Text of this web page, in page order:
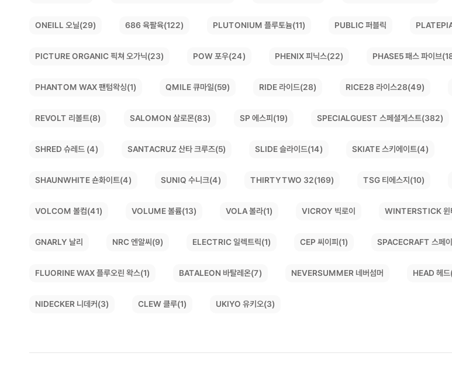
ONEILL 오닐(29) 686 육팔육(122) PLUTONIUM 플루토늄(11) PUBLIC 퍼블릭
PICTURE ORGANIC 픽쳐 오가닉(23) POW 포우(24) PHENIX 피닉스(22) PHASE5 패스 파이브
PHANTOM WAX 팬텀왁싱(1) QMILE 큐마일(59) RIDE 라이드(28) RICE28 라이스28(49)
REVOLT 리볼트(8) SALOMON 살로몬(83) SP 에스피(19) SPECIALGUEST 스페셜게스트(382)
SHRED 슈레드 (4) SANTACRUZ 산타 크루즈(5) SLIDE 슬라이드(14) SKIATE 스키에이트(4)
SHAUNWHITE 숀화이트(4) SUNIQ 수니크(4) THIRTYTWO 32(169) TSG 티에스지(10)
VOLCOM 볼컴(41) VOLUME 볼륨(13) VOLA 볼라(1) VICROY 빅로이 WINTERSTICK 윈
GNARLY 날리 NRC 엔알씨(9) ELECTRIC 일렉트릭(1) CEP 씨이피(1) SPACECRAFT 스페
FLUORINE WAX 플루오린 왁스(1) BATALEON 바탈레온(7) NEVERSUMMER 네버섬머 HEAD 헤
NIDECKER 니데커(3) CLEW 클루(1) UKIYO 유키오(3)